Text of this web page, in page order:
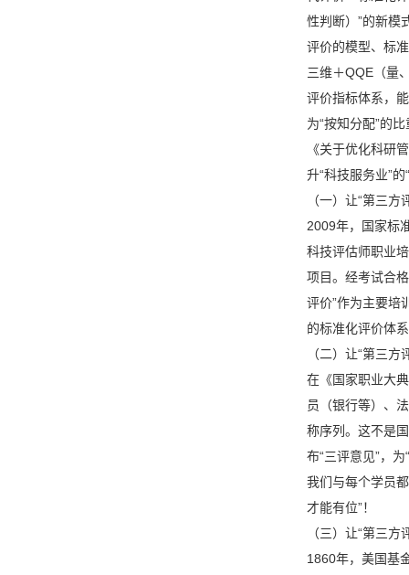
性判断）”的新模
评价的模型、标
三维＋QQE（量
评价指标体系，
为“按知分配”的
《关于优化科研
升“科技服务业”
（一）让“第三方
2009年，国家标
科技评估师职业
项目。经考试合
评价”作为主要培
的标准化评价体
（二）让“第三方
在《国家职业大
员（银行等）、
称序列。这不是
布“三评意见”，
我们与每个学员
才能有位”！
（三）让“第三方
1860年，美国基